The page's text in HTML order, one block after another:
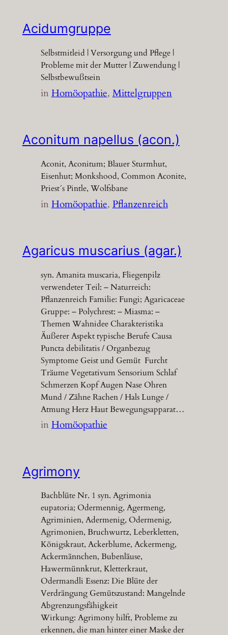
Acidumgruppe
Selbstmitleid | Versorgung und Pflege |
Probleme mit der Mutter | Zuwendung |
Selbstbewußtsein
inHomöopathie, Mittelgruppen
Aconitum napellus (acon.)
Aconit, Aconitum; Blauer Sturmhut,
Eisenhut; Monkshood, Common Aconite,
Priest´s Pintle, Wolfsbane
inHomöopathie, Pflanzenreich
Agaricus muscarius (agar.)
syn. Amanita muscaria, Fliegenpilz
verwendeter Teil: – Naturreich:
Pflanzenreich Familie: Fungi; Agaricaceae
Gruppe: – Polychrest: – Miasma: –
Themen Wahnidee Charakteristika
Äußerer Aspekt typische Berufe Causa
Puncta debilitatis / Organbezug
Symptome Geist und Gemüt Furcht
Träume Vegetativum Sensorium Schlaf
Schmerzen Kopf Augen Nase Ohren
Mund / Zähne Rachen / Hals Lunge /
Atmung Herz Haut Bewegungsapparat…
inHomöopathie
Agrimony
Bachblüte Nr. 1 syn. Agrimonia
eupatoria; Odermennig, Agermeng,
Agriminien, Adermenig, Odermenig,
Agrimonien, Bruchwurtz, Leberkletten,
Königskraut, Ackerblume, Ackermeng,
Ackermännchen, Bubenläuse,
Hawermünnkrut, Kletterkraut,
Odermandli Essenz: Die Blüte der
Verdrängung Gemütszustand: Mangelnde
Abgrenzungsfähigkeit
Wirkung: Agrimony hilft, Probleme zu
erkennen, die man hinter einer Maske der